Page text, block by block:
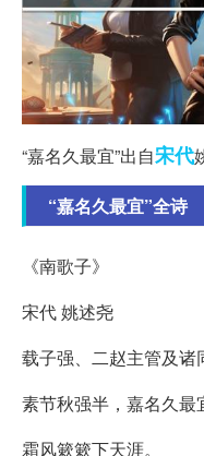
“嘉名久最宜”出自宋代
“嘉名久最宜”全诗
《南歌子》
宋代 姚述尧
载子强、二赵主管及诸
素节秋强半，嘉名久最
霜风簌簌下天涯。